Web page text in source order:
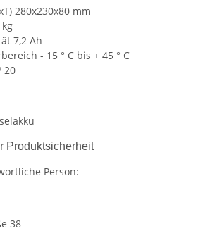
280x230x80 mm
7,2 Ah
- 15 ° C bis + 45 ° C
20
Produktsicherheit
Person:
38